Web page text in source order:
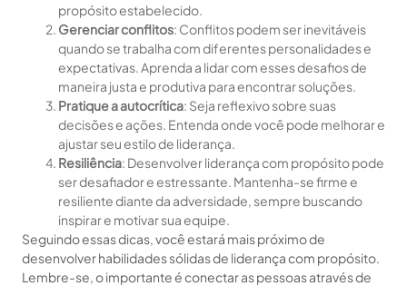
propósito estabelecido.
Gerenciar conflitos: Conflitos podem ser inevitáveis
quando se trabalha com diferentes personalidades e
expectativas. Aprenda a lidar com esses desafios de
maneira justa e produtiva para encontrar soluções.
Pratique a autocrítica: Seja reflexivo sobre suas
decisões e ações. Entenda onde você pode melhorar e
ajustar seu estilo de liderança.
Resiliência: Desenvolver liderança com propósito pode
ser desafiador e estressante. Mantenha-se firme e
resiliente diante da adversidade, sempre buscando
inspirar e motivar sua equipe.
Seguindo essas dicas, você estará mais próximo de
desenvolver habilidades sólidas de liderança com propósito.
Lembre-se, o importante é conectar as pessoas através de